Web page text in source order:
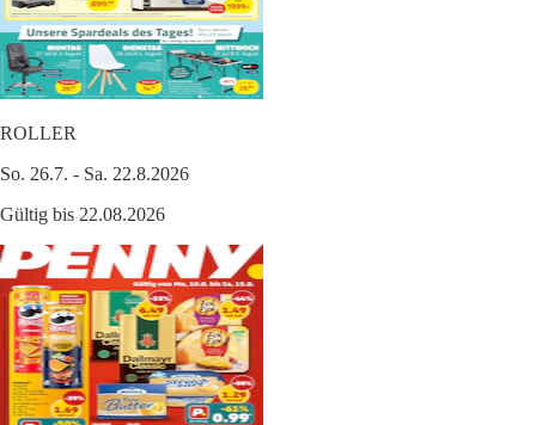
ROLLER
So. 26.7. - Sa. 22.8.2026
Gültig bis 22.08.2026